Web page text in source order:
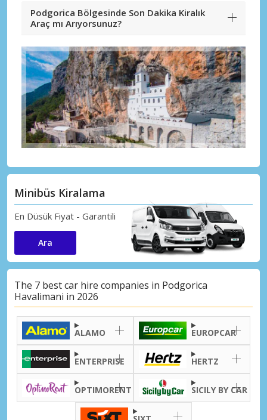
Podgorica Bölgesinde Son Dakika Kiralık
Araç mı Arıyorsunuz?
Minibüs Kiralama
En Düsük Fiyat - Garantili
Ara
The 7 best car hire companies in Podgorica
Havalimani in 2026
ALAMO EUROPCAR
ENTERPRISE HERTZ
OPTIMORENT SICILY BY CAR